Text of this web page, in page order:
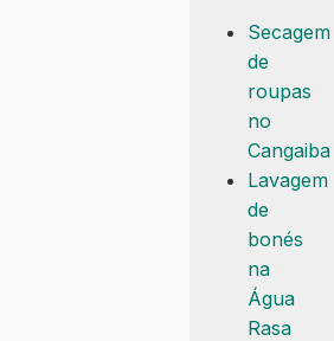
Secagem
de
roupas
no
Cangaiba
Lavagem
de
bonés
na
Água
Rasa